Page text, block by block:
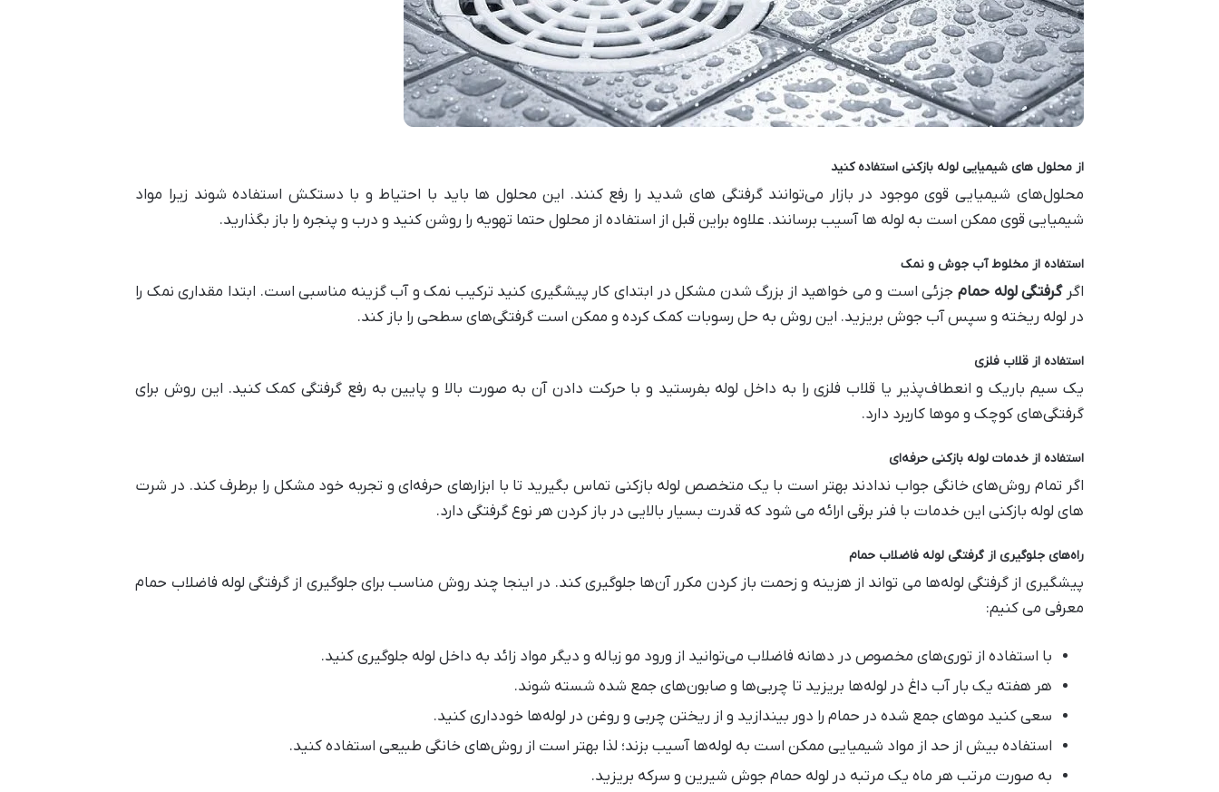
از محلول‌ های شیمیایی لوله بازکنی استفاده کنید
محلول‌های شیمیایی قوی موجود در بازار می‌توانند گرفتگی ‌های شدید را رفع کنند. این محلول‌ ها باید با احتیاط و با دستکش استفاده شوند زیرا مواد
شیمیایی قوی ممکن است به لوله‌ ها آسیب برسانند. علاوه براین قبل از استفاده از محلول حتما تهویه را روشن کنید و درب و پنجره را باز بگذارید.
استفاده از مخلوط آب جوش و نمک
اگرگرفتگی لوله حمام جزئی است و می خواهید از بزرگ شدن مشکل در ابتدای کار پیشگیری کنید ترکیب نمک و آب گزینه مناسبی است. ابتدا مقداری نمک را
در لوله ریخته و سپس آب جوش بریزید. این روش به حل رسوبات کمک کرده و ممکن است گرفتگی‌های سطحی را باز کند.
استفاده از قلاب فلزی
یک سیم باریک و انعطاف‌پذیر یا قلاب فلزی را به داخل لوله بفرستید و با حرکت دادن آن به صورت بالا و پایین به رفع گرفتگی کمک کنید. این روش برای
گرفتگی‌های کوچک و موها کاربرد دارد.
استفاده از خدمات لوله بازکنی حرفه‌ای
اگر تمام روش‌های خانگی جواب ندادند بهتر است با یک متخصص لوله‌ بازکنی تماس بگیرید تا با ابزارهای حرفه‌ای و تجربه خود مشکل را برطرف کند. در شرت
های لوله بازکنی این خدمات با فنر برقی ارائه می شود که قدرت بسیار بالایی در باز کردن هر نوع گرفتگی دارد.
راه‌های جلوگیری از گرفتگی لوله فاضلاب حمام
پیشگیری از گرفتگی لوله‌ها می ‌تواند از هزینه و زحمت باز کردن مکرر آن‌ها جلوگیری کند. در اینجا چند روش مناسب برای جلوگیری از گرفتگی لوله فاضلاب حمام
معرفی می کنیم:
با استفاده از توری‌های مخصوص در دهانه فاضلاب می‌توانید از ورود مو زباله و دیگر مواد زائد به داخل لوله جلوگیری کنید.
هر هفته یک بار آب داغ در لوله‌ها بریزید تا چربی‌ها و صابون‌های جمع شده شسته شوند.
سعی کنید موهای جمع شده در حمام را دور بیندازید و از ریختن چربی و روغن در لوله‌ها خودداری کنید.
استفاده بیش از حد از مواد شیمیایی ممکن است به لوله‌ها آسیب بزند؛ لذا بهتر است از روش‌های خانگی طبیعی استفاده کنید.
به صورت مرتب هر ماه یک مرتبه در لوله حمام جوش شیرین و سرکه بریزید.